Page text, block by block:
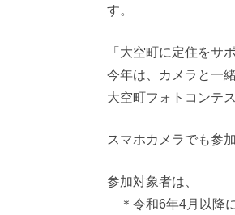
す。
「大空町に定住をサ
今年は、カメラと一
大空町フォトコンテ
スマホカメラでも参
参加対象者は、
＊令和6年4月以降